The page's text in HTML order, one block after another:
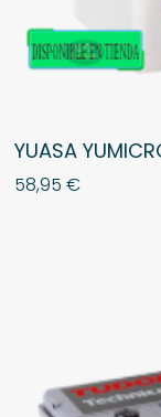
YUASA
58,95€